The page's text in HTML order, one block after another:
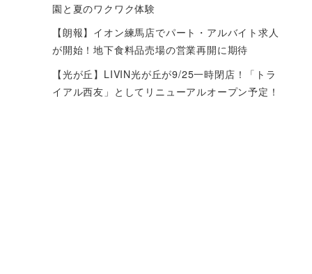
園と夏のワクワク体験
【朗報】イオン練馬店でパート・アルバイト求人
が開始！地下食料品売場の営業再開に期待
【光が丘】LIVIN光が丘が9/25一時閉店！「トラ
イアル西友」としてリニューアルオープン予定！